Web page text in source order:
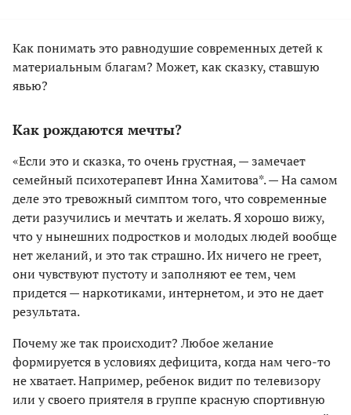
Как понимать это равнодушие современных детей к
материальным благам? Может, как сказку, ставшую
явью?
Как рождаются мечты?
«Если это и сказка, то очень грустная, — замечает
семейный психотерапевт Инна Хамитова*. — На самом
деле это тревожный симптом того, что современные
дети разучились и мечтать и желать. Я хорошо вижу,
что у нынешних подростков и молодых людей вообще
нет желаний, и это так страшно. Их ничего не греет,
они чувствуют пустоту и заполняют ее тем, чем
придется — наркотиками, интернетом, и это не дает
результата.
Почему же так происходит? Любое желание
формируется в условиях дефицита, когда нам чего-то
не хватает. Например, ребенок видит по телевизору
или у своего приятеля в группе красную спортивную